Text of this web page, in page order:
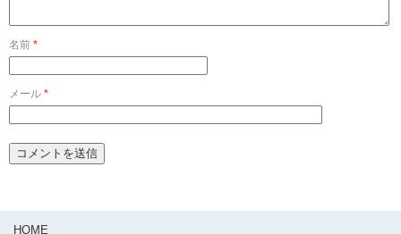
名前 *
メール *
HOME